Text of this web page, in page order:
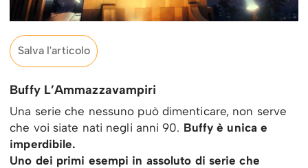
Salva l'articolo
Buffy L’Ammazzavampiri
Una serie che nessuno può dimenticare, non serve
che voi siate nati negli anni 90. Buffy è unica e
imperdibile.
Uno dei primi esempi in assoluto di serie che